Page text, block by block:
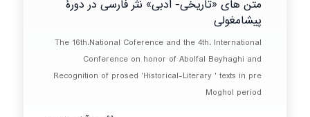
متن های «تاریخی- ادبی» نثر فارسی در دورۀ
پیشامغولی
The 16th.National Coference and the 4th. International
Conference on honor of Abolfal Beyhaghi and
Recognition of prosed 'Historical-Literary ' texts in pre
Moghol period